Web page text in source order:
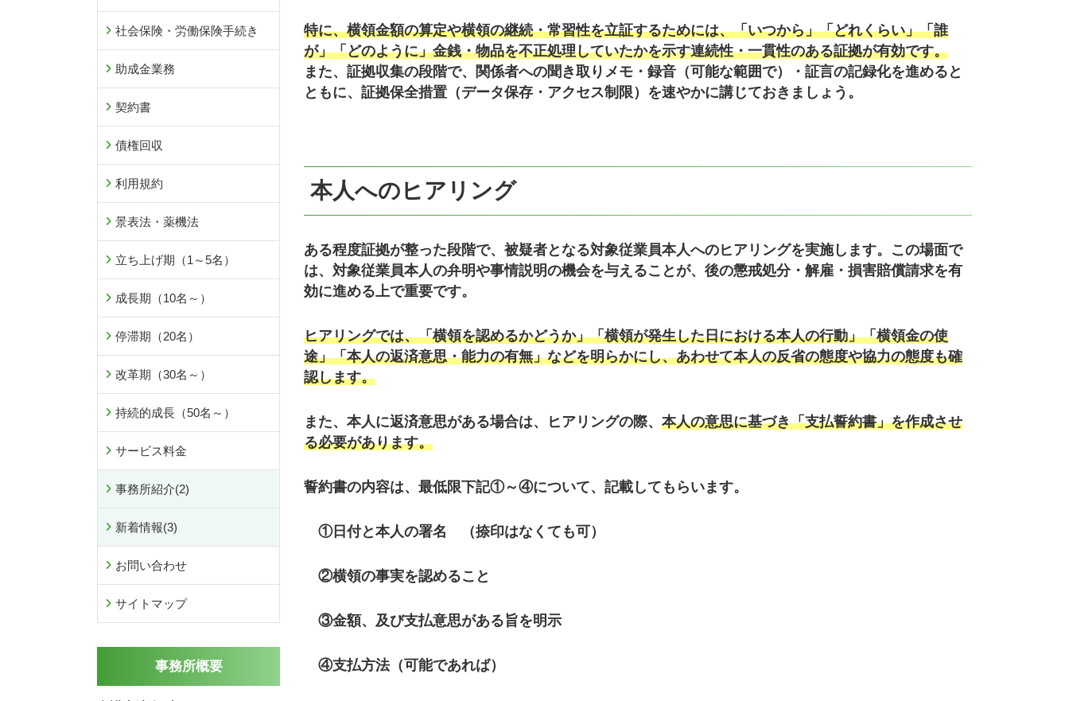
特に、横領金額の算定や横領の継続・常習性を立証するためには、「いつから」「どれくらい」「誰
が」「どのように」金銭・物品を不正処理していたかを示す連続性・一貫性のある証拠が有効です。
また、証拠収集の段階で、関係者への聞き取りメモ・録音（可能な範囲で）・証言の記録化を進めると
ともに、 証拠保全措置（データ保存・アクセス制限） を速やかに講じておきましょう。
本人へのヒアリング
ある程度証拠が整った段階で、被疑者となる対象従業員本人へのヒアリングを実施します。この場面で
は、対象従業員本人の弁明や事情説明の機会を与えることが、後の懲戒処分・解雇・損害賠償請求を有
効に進める上で重要です。
ヒアリングでは、「横領を認めるかどうか」「横領が発生した日における本人の行動」「横領金の使
途」「本人の返済意思・能力の有無」などを明らかにし、あわせて本人の反省の態度や協力の態度も確
認します。
また、本人に返済意思がある場合は、ヒアリングの際、 本人の意思に基づき「支払誓約書」を作成させ
る必要があります。
誓約書の内容は、最低限下記①～④について、記載してもらいます。
①日付と本人の署名 （捺印はなくても可）
②横領の事実を認めること
③金額、及び支払意思がある旨を明示
④支払方法（可能であれば）
社会保険・労働保険手続き
助成金業務
契約書
債権回収
利用規約
景表法・薬機法
立ち上げ期（1～5名）
成長期（10名～）
停滞期（20名）
改革期（30名～）
持続的成長（50名～）
サービス料金
事務所紹介(2)
新着情報(3)
お問い合わせ
サイトマップ
事務所概要